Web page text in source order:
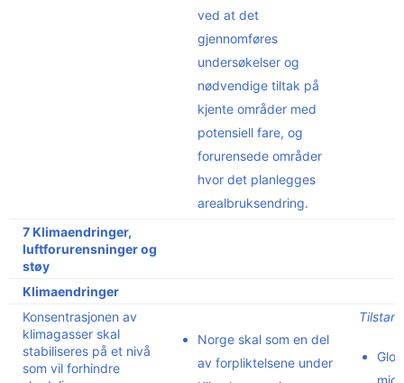
ved at det
gjennomføres
undersøkelser og
nødvendige tiltak på
kjente områder med
potensiell fare, og
forurensede områder
hvor det planlegges
arealbruksendring.
7 Klimaendringer,
luftforurensninger og
støy
Klimaendringer
Konsentrasjonen av
klimagasser skal
stabiliseres på et nivå
som vil forhindre
Norge skal som en del
av forpliktelsene under